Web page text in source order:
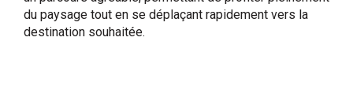
du paysage tout en se déplaçant rapidement vers la
destination souhaitée.